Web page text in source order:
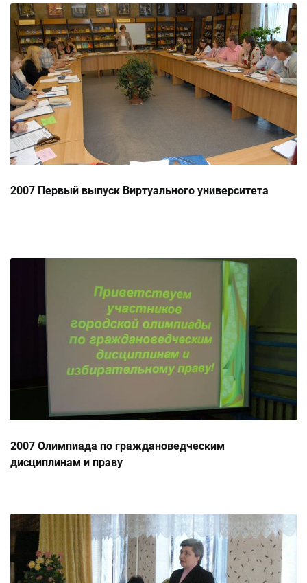
2007 Первый выпуск Виртуального университета
2007 Олимпиада по граждановедческим
дисциплинам и праву